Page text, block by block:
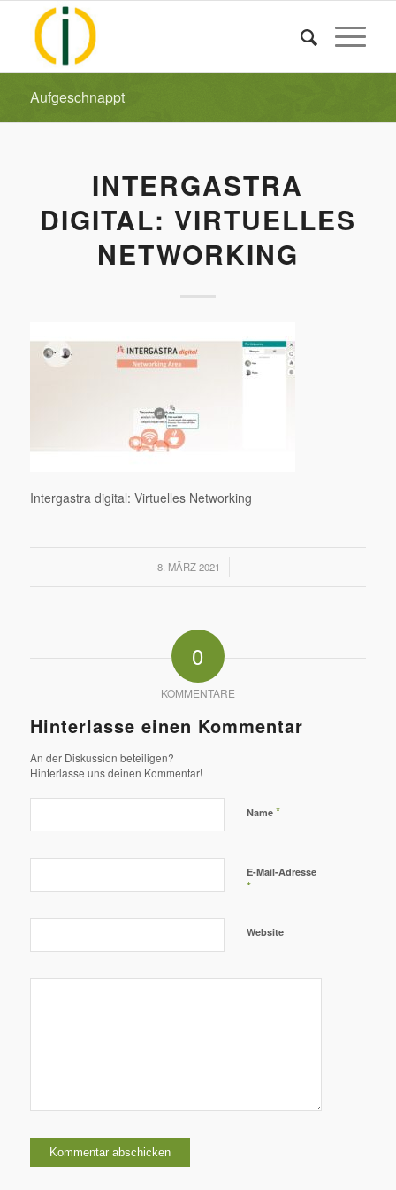
Aufgeschnappt
INTERGASTRA
DIGITAL: VIRTUELLES
NETWORKING
Intergastra digital: Virtuelles Networking
8. MÄRZ 2021
/
0
KOMMENTARE
Hinterlasse einen Kommentar
An der Diskussion beteiligen?
Hinterlasse uns deinen Kommentar!
Name *
E-Mail-Adresse
*
Website